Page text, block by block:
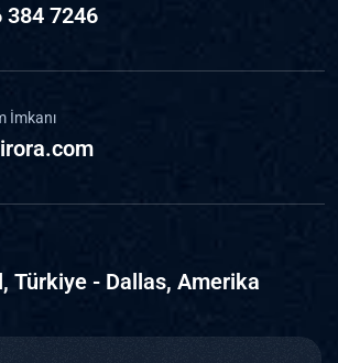
384 7246
İmkanı
Türkiye - Dallas, Amerika